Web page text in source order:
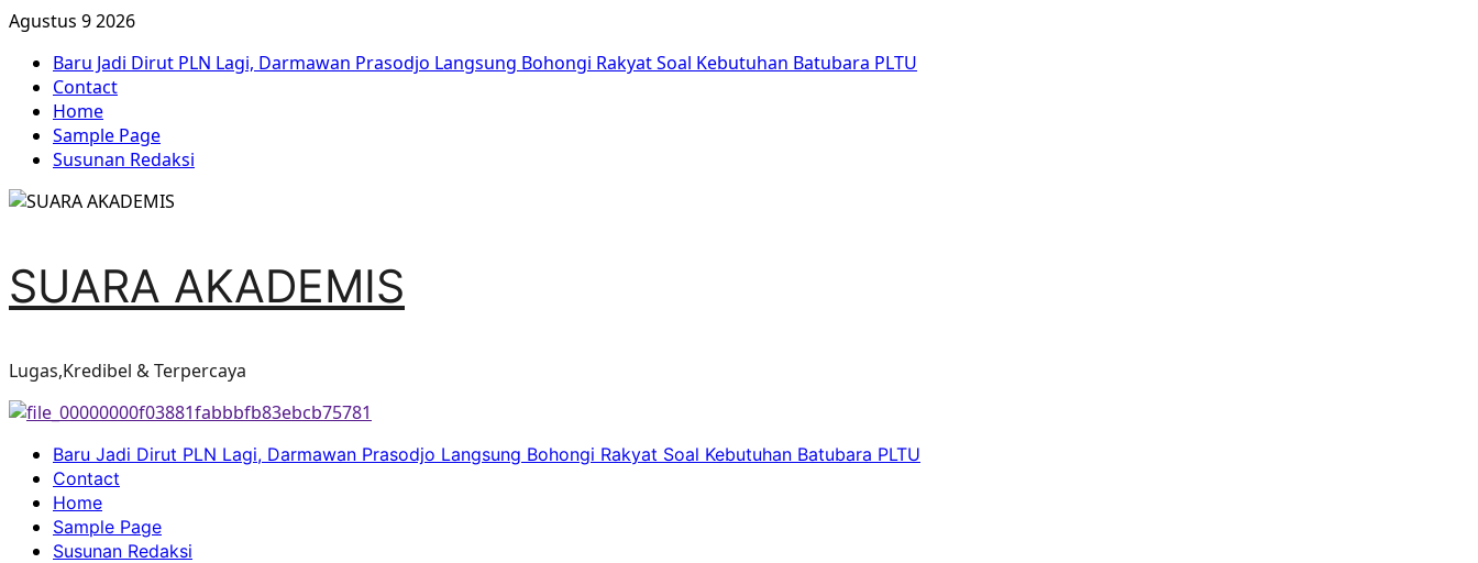
Agustus 9 2026
Baru Jadi Dirut PLN Lagi, Darmawan Prasodjo Langsung Bohongi Rakyat Soal Kebutuhan Batubara PLTU
Contact
Home
Sample Page
Susunan Redaksi
SUARA AKADEMIS
Lugas,Kredibel & Terpercaya
Baru Jadi Dirut PLN Lagi, Darmawan Prasodjo Langsung Bohongi Rakyat Soal Kebutuhan Batubara PLTU
Contact
Home
Sample Page
Susunan Redaksi